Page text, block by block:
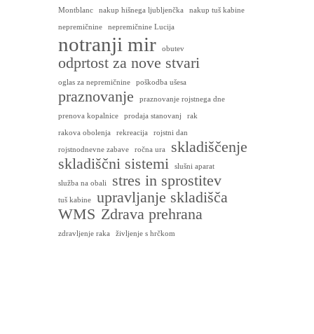
Montblanc nakup hišnega ljubljenčka nakup tuš kabine
nepremičnine nepremičnine Lucija
notranji mir obutev
odprtost za nove stvari
oglas za nepremičnine poškodba ušesa
praznovanje praznovanje rojstnega dne
prenova kopalnice prodaja stanovanj rak
rakova obolenja rekreacija rojstni dan
rojstnodnevne zabave ročna ura
skladiščenje
skladiščni sistemi
slušni aparat
služba na obali stres in sprostitev
tuš kabine
upravljanje skladišča
WMS Zdrava prehrana
zdravljenje raka življenje s hrčkom